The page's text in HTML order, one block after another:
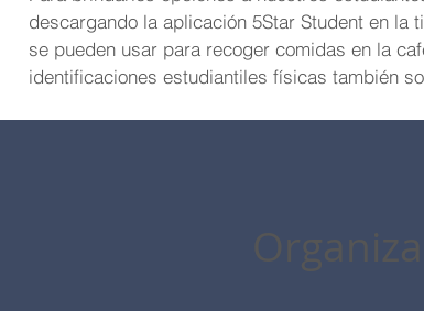
descargando la aplicación 5Star Student en la
se pueden usar para recoger comidas en la
identificaciones estudiantiles físicas también